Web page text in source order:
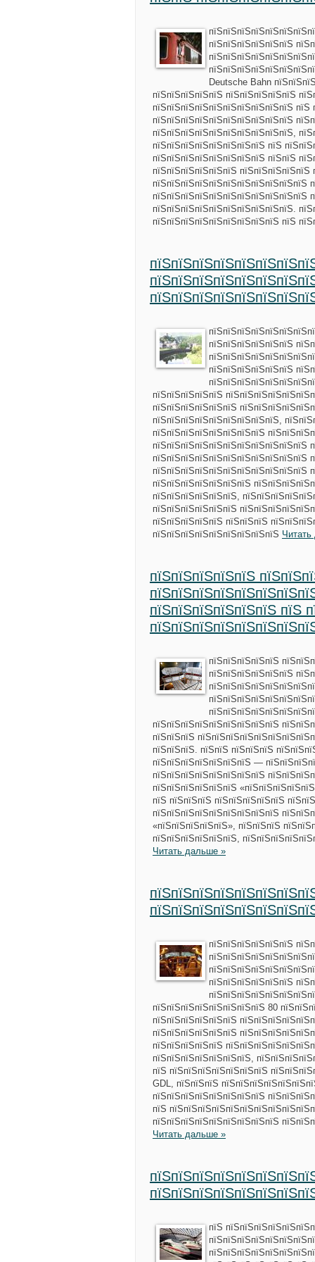
пїЅпїЅпїЅпїЅпїЅпїЅ
Deutsche Bahn
пїЅпїЅпїЅпїЅпїЅ пїЅпїЅпїЅпїЅпїЅ
пїЅпїЅпїЅпїЅпїЅпїЅпїЅпїЅпїЅпїЅ
пїЅпїЅпїЅпїЅпїЅпїЅпїЅпїЅпїЅпїЅ
пїЅпїЅпїЅпїЅпїЅпїЅпїЅпїЅпїЅпїЅ,
пїЅпїЅпїЅпїЅпїЅпїЅпїЅпїЅ пїЅ
пїЅпїЅпїЅпїЅпїЅпїЅпїЅпїЅ пїЅпїЅ
пїЅпїЅпїЅпїЅпїЅпїЅ
пїЅпїЅпїЅпїЅпїЅпїЅпїЅпїЅпїЅпїЅпїЅ
пїЅпїЅпїЅпїЅпїЅпїЅпїЅпїЅпїЅпїЅпїЅ
пїЅпїЅпїЅпїЅпїЅпїЅпїЅпїЅпїЅпїЅ.
пїЅпїЅпїЅпїЅпїЅпїЅпїЅпїЅпїЅ пїЅ
пїЅпїЅпїЅпїЅпїЅпїЅ
пїЅпїЅпїЅпїЅпїЅпїЅ
пїЅпїЅпїЅпїЅпїЅ
пїЅпїЅпїЅпїЅпїЅпїЅ
пїЅпїЅпїЅпїЅпїЅпїЅпїЅпїЅпїЅ,
пїЅпїЅпїЅпїЅпїЅпїЅпїЅпїЅ
пїЅпїЅпїЅпїЅпїЅпїЅпїЅпїЅпїЅпїЅпїЅ
пїЅпїЅпїЅпїЅпїЅпїЅпїЅпїЅпїЅпїЅпїЅ
пїЅпїЅпїЅпїЅпїЅпїЅпїЅпїЅпїЅпїЅпїЅ
пїЅпїЅпїЅпїЅпїЅпїЅпїЅ
пїЅпїЅпїЅпїЅпїЅпїЅ,
пїЅпїЅпїЅпїЅпїЅпїЅ
пїЅпїЅпїЅпїЅпїЅ пїЅпїЅпїЅ
пїЅпїЅпїЅпїЅпїЅпїЅпїЅпїЅпїЅ
пїЅпїЅпїЅпїЅпїЅ
пїЅпїЅпїЅпїЅпїЅпїЅ пїЅ
пїЅпїЅпїЅпїЅпїЅ
пїЅпїЅпїЅпїЅпїЅпїЅ
пїЅпїЅпїЅпїЅпїЅпїЅпїЅпїЅпїЅ
пїЅпїЅпїЅ
пїЅпїЅпїЅ. пїЅпїЅ пїЅпїЅпїЅ
пїЅпїЅпїЅпїЅпїЅпїЅпїЅ —
пїЅпїЅпїЅпїЅпїЅпїЅпїЅпїЅ
пїЅпїЅпїЅпїЅпїЅпїЅ
пїЅ пїЅпїЅпїЅ пїЅпїЅпїЅпїЅпїЅ
пїЅпїЅпїЅпїЅпїЅпїЅпїЅпїЅпїЅ
«пїЅпїЅпїЅпїЅпїЅ», пїЅпїЅпїЅ
пїЅпїЅпїЅпїЅпїЅпїЅ,
Читать дальше »
пїЅпїЅпїЅпїЅпїЅпїЅ
пїЅпїЅпїЅпїЅпїЅпїЅ
пїЅпїЅпїЅпїЅпїЅпїЅпїЅпїЅ 80
пїЅпїЅпїЅпїЅпїЅпїЅ
пїЅпїЅпїЅпїЅпїЅпїЅ
пїЅпїЅпїЅпїЅпїЅ
пїЅпїЅпїЅпїЅпїЅпїЅпїЅ,
пїЅ пїЅпїЅпїЅпїЅпїЅпїЅпїЅ
GDL, пїЅпїЅпїЅ
пїЅпїЅпїЅпїЅпїЅпїЅпїЅпїЅ
пїЅ
пїЅпїЅпїЅпїЅпїЅпїЅпїЅпїЅпїЅ
Читать дальше »
пїЅ